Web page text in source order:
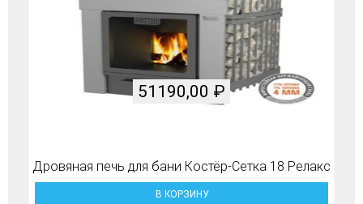
Дровяная печь для бани Костёр-Сетка 18 Релакс
51190,00 ₽
В КОРЗИНУ